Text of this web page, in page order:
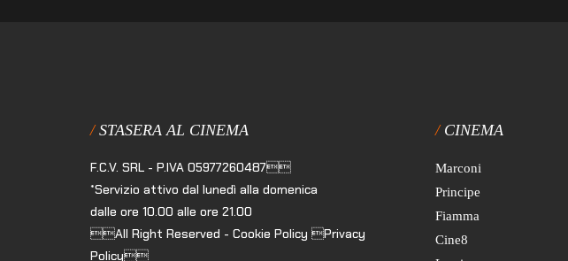
STASERA AL CINEMA
F.C.V. SRL - P.IVA 05977260487
*Servizio attivo dal lunedì alla domenica
dalle ore 10.00 alle ore 21.00
All Right Reserved - Cookie Policy Privacy
Policy
CINEMA
Marconi
Principe
Fiamma
Cine8